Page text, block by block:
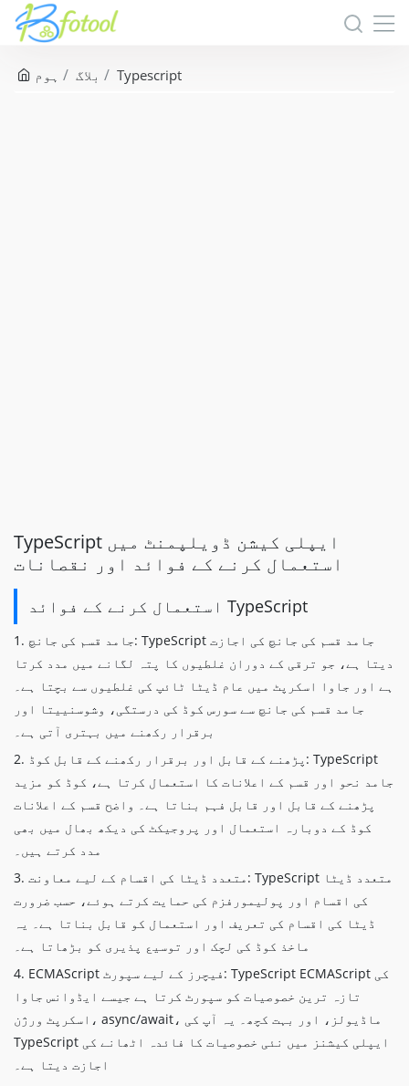
ہوم بلاگ Typescript
TypeScript ایپلی کیشن ڈویلپمنٹ میں
استعمال کرنے کے فوائد اور نقصانات
استعمال کرنے کے فوائد TypeScript
1. جامد قسم کی جانچ: TypeScript جامد قسم کی جانچ کی اجازت
دیتا ہے، جو ترقی کے دوران غلطیوں کا پتہ لگانے میں مدد کرتا
ہے اور جاوا اسکرپٹ میں عام ڈیٹا ٹائپ کی غلطیوں سے بچتا ہے۔
جامد قسم کی جانچ سے سورس کوڈ کی درستگی، وشوسنییتا اور
برقرار رکھنے میں بہتری آتی ہے۔
2. پڑھنے کے قابل اور برقرار رکھنے کے قابل کوڈ: TypeScript
جامد نحو اور قسم کے اعلانات کا استعمال کرتا ہے، کوڈ کو مزید
پڑھنے کے قابل اور قابل فہم بناتا ہے۔ واضح قسم کے اعلانات
کوڈ کے دوبارہ استعمال اور پروجیکٹ کی دیکھ بھال میں بھی
مدد کرتے ہیں۔
3. متعدد ڈیٹا کی اقسام کے لیے معاونت: TypeScript متعدد ڈیٹا
کی اقسام اور پولیمورفزم کی حمایت کرتے ہوئے، حسب ضرورت
ڈیٹا کی اقسام کی تعریف اور استعمال کو قابل بناتا ہے۔ یہ
ماخذ کوڈ کی لچک اور توسیع پذیری کو بڑھاتا ہے۔
4. ECMAScript فیچرز کے لیے سپورٹ: TypeScript ECMAScript کی
تازہ ترین خصوصیات کو سپورٹ کرتا ہے جیسے ایڈوانس جاوا
اسکرپٹ ورژن، async/await، ماڈیولز، اور بہت کچھ۔ یہ آپ کی
TypeScript ایپلی کیشنز میں نئی ​​خصوصیات کا فائدہ اٹھانے کی
اجازت دیتا ہے۔